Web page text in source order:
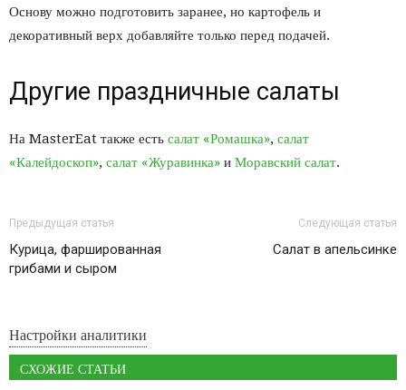
Основу можно подготовить заранее, но картофель и
декоративный верх добавляйте только перед подачей.
Другие праздничные салаты
На MasterEat также есть салат «Ромашка», салат
«Калейдоскоп», салат «Журавинка» и Моравский салат.
Предыдущая статья
Курица, фаршированная
грибами и сыром
Следующая статья
Салат в апельсинке
Настройки аналитики
СХОЖИЕ СТАТЬИ